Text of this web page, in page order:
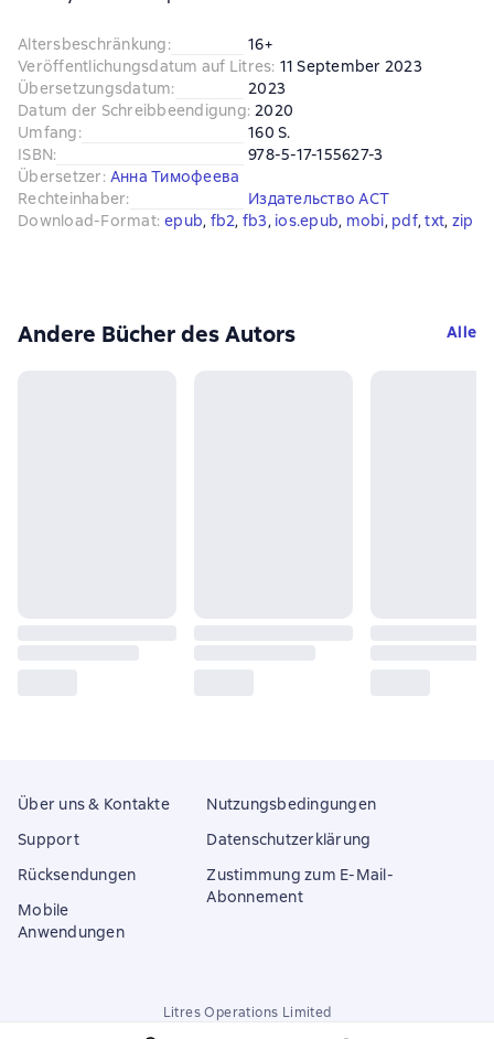
Altersbeschränkung:
16+
Veröffentlichungsdatum auf Litres: 11 September 2023
Übersetzungsdatum:
2023
Datum der Schreibbeendigung: 2020
Umfang:
160 S.
ISBN:
978-5-17-155627-3
Übersetzer: Анна Тимофеева
Rechteinhaber:
Издательство АСТ
Download-Format: epub, fb2, fb3, ios.epub, mobi, pdf, txt, zip
Andere Bücher des Autors Alle
Über uns & Kontakte
Support
Rücksendungen
Mobile
Anwendungen
Nutzungsbedingungen
Datenschutzerklärung
Zustimmung zum E-Mail-
Abonnement
Litres Operations Limited